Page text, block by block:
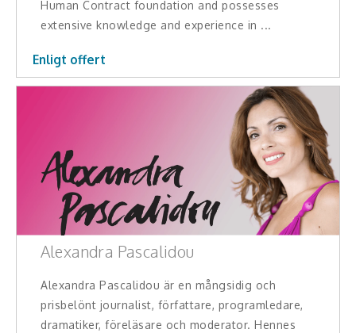
Human Contract foundation and possesses
extensive knowledge and experience in ...
Enligt offert
Alexandra Pascalidou
Alexandra Pascalidou är en mångsidig och
prisbelönt journalist, författare, programledare,
dramatiker, föreläsare och moderator. Hennes